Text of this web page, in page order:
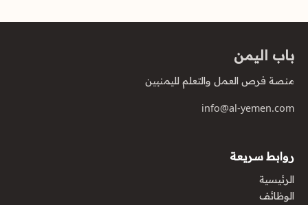
باب اليمن
منصة فرص العمل والتعلم لليمنيين
info@al-yemen.com
روابط سريعة
الرئيسية
الوظائف